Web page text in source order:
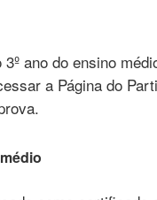
ano do ensino
a Página do